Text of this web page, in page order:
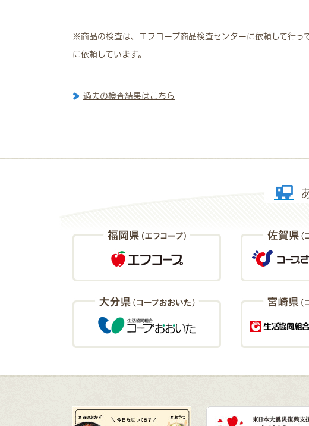
※商品の検査は、エフコープ商品検査センターに依頼して行っ
に依頼しています。
過去の検査結果はこちら